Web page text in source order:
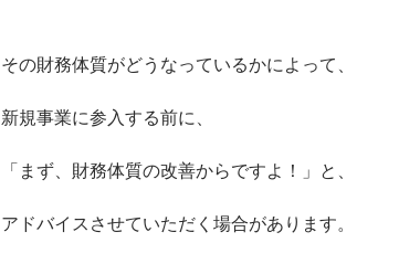
その財務体質がどうなっているかによって、
新規事業に参入する前に、
「まず、財務体質の改善からですよ！」と、
アドバイスさせていただく場合があります。